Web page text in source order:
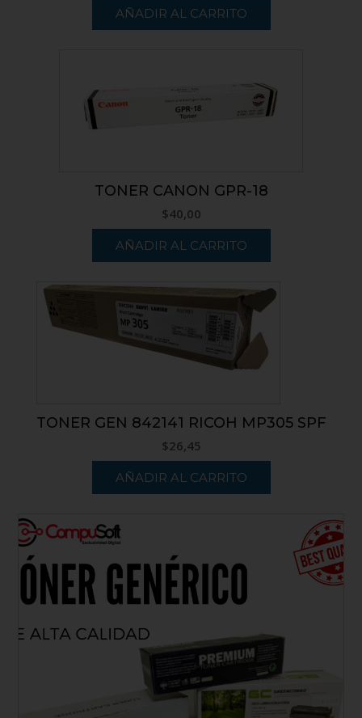
AÑADIR AL CARRITO
TONER CANON GPR-18
$40,00
AÑADIR AL CARRITO
TONER GEN 842141 RICOH MP305 SPF
$26,45
AÑADIR AL CARRITO